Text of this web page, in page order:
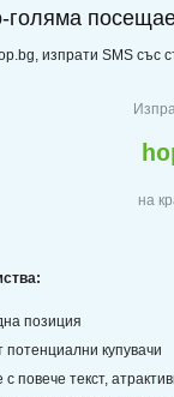
голяма
изпрати SMS със
на
позиция
купувачи
повече текст,